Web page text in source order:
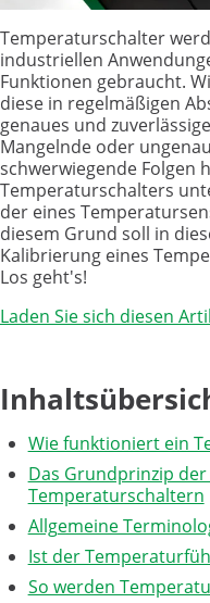
Temperaturschalter
industriellen
Funktionen gebraucht.
diese in regelmäßigen
genaues und
Mangelnde oder
schwerwiegende Folgen
Temperaturschalters
der eines
diesem Grund soll in
Kalibrierung eines
Los geht's!
Laden Sie sich diesen
Wie funktioniert ein
Das Grundprinzip
Temperaturschaltern
Allgemeine
Ist der
So werden